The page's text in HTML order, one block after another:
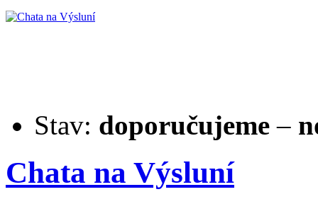
Stav: doporučujeme –
Chata na Výsluní